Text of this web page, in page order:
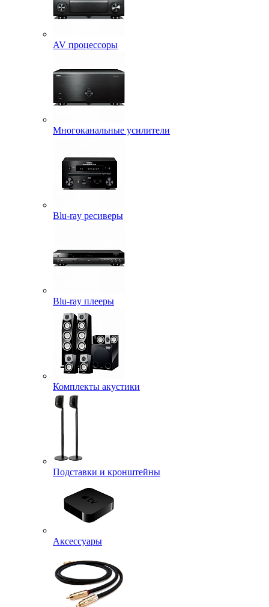
AV процессоры
Многоканальные усилители
Blu-ray ресиверы
Blu-ray плееры
Комплекты акустики
Подставки и кронштейны
Аксессуары